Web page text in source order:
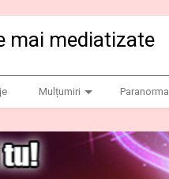
mai mediatizate
Mulțumiri Paranormal